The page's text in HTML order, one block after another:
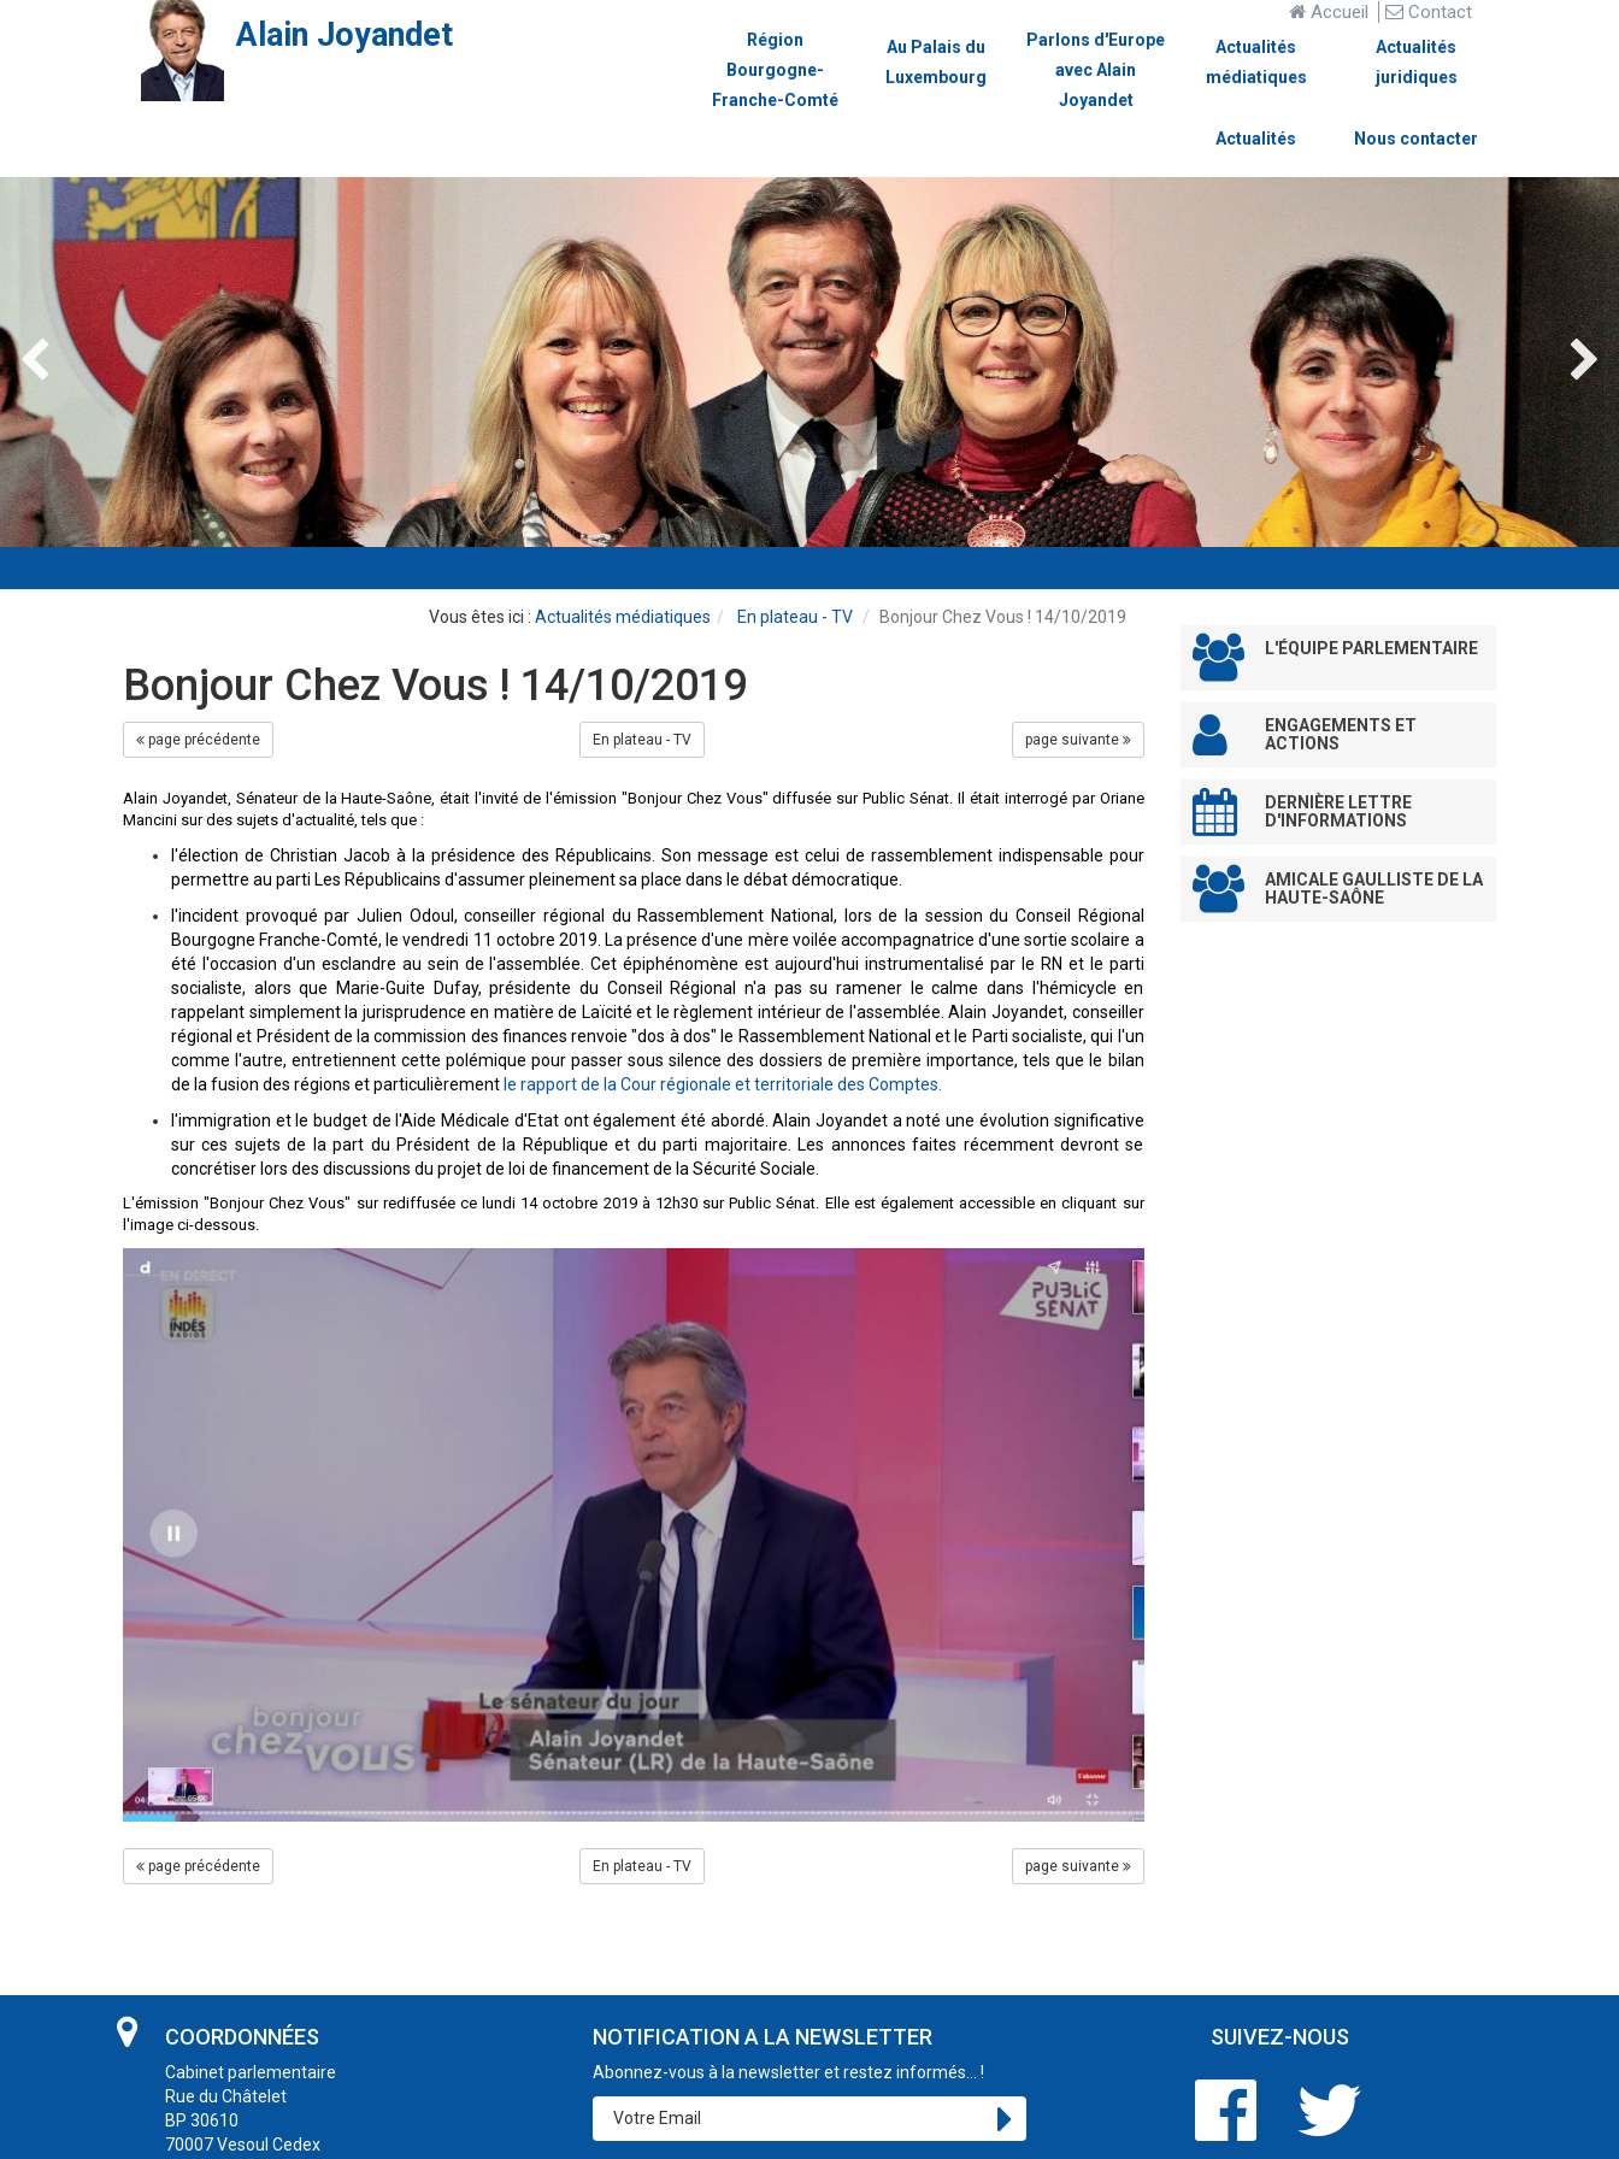
Alain Joyandet
Accueil Contact
Région
Bourgogne-
Franche-Comté
Au Palais du
Luxembourg
Parlons d'Europe
avec Alain
Joyandet
Actualités
médiatiques
Actualités
juridiques
Actualités Nous contacter
Actualités médiatiques En plateau - TV Bonjour Chez Vous ! 14/10/2019
Bonjour Chez Vous ! 14/10/2019
page précédente En plateau - TV page suivante
Alain Joyandet, Sénateur de la Haute-Saône, était l'invité de l'émission "Bonjour Chez Vous" diffusée sur Public Sénat. Il était interrogé par Oriane
Mancini sur des sujets d'actualité, tels que :
l'élection de Christian Jacob à la présidence des Républicains. Son message est celui de rassemblement indispensable pour
permettre au parti Les Républicains d'assumer pleinement sa place dans le débat démocratique.
l'incident provoqué par Julien Odoul, conseiller régional du Rassemblement National, lors de la session du Conseil Régional
Bourgogne Franche-Comté, le vendredi 11 octobre 2019. La présence d'une mère voilée accompagnatrice d'une sortie scolaire a
été l'occasion d'un esclandre au sein de l'assemblée. Cet épiphénomène est aujourd'hui instrumentalisé par le RN et le parti
socialiste, alors que Marie-Guite Dufay, présidente du Conseil Régional n'a pas su ramener le calme dans l'hémicycle en
rappelant simplement la jurisprudence en matière de Laïcité et le règlement intérieur de l'assemblée. Alain Joyandet, conseiller
régional et Président de la commission des finances renvoie "dos à dos" le Rassemblement National et le Parti socialiste, qui l'un
comme l'autre, entretiennent cette polémique pour passer sous silence des dossiers de première importance, tels que le bilan
de la fusion des régions et particulièrementle rapport de la Cour régionale et territoriale des Comptes.
l'immigration et le budget de l'Aide Médicale d'Etat ont également été abordé. Alain Joyandet a noté une évolution significative
sur ces sujets de la part du Président de la République et du parti majoritaire. Les annonces faites récemment devront se
concrétiser lors des discussions du projet de loi de financement de la Sécurité Sociale.
L'émission "Bonjour Chez Vous" sur rediffusée ce lundi 14 octobre 2019 à 12h30 sur Public Sénat. Elle est également accessible en cliquant sur
l'image ci-dessous.
page précédente En plateau - TV page suivante
L'ÉQUIPE PARLEMENTAIRE
ENGAGEMENTS ET
ACTIONS
DERNIÈRE LETTRE
D'INFORMATIONS
AMICALE GAULLISTE DE LA
HAUTE-SAÔNE
COORDONNÉES
Cabinet parlementaire
Rue du Châtelet
BP 30610
70007 Vesoul Cedex
NOTIFICATION A LA NEWSLETTER
Abonnez-vous à la newsletter et restez informés... !
SUIVEZ-NOUS